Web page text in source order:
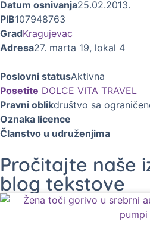
Datum osnivanja25.02.2013.
PIB107948763
GradKragujevac
Adresa27. marta 19, lokal 4
Poslovni statusAktivna
Posetite DOLCE VITA TRAVEL
Pravni oblikdruštvo sa
Oznaka licence
Članstvo u udruženjima
Pročitajte naše
blog tekstove